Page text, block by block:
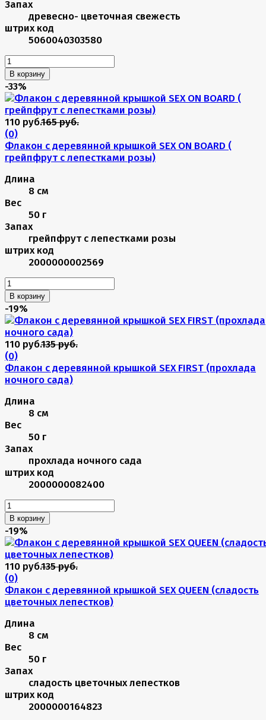
Запах
древесно- цветочная свежесть
штрих код
5060040303580
В корзину
-33%
110 руб.165 руб.
(0)
Флакон с деревянной крышкой SEX ON BOARD (
грейпфрут с лепестками розы)
Длина
8 см
Вес
50 г
Запах
грейпфрут с лепестками розы
штрих код
2000000002569
В корзину
-19%
110 руб.135 руб.
(0)
Флакон с деревянной крышкой SEX FIRST (прохлада
ночного сада)
Длина
8 см
Вес
50 г
Запах
прохлада ночного сада
штрих код
2000000082400
В корзину
-19%
110 руб.135 руб.
(0)
Флакон с деревянной крышкой SEX QUEEN (сладость
цветочных лепестков)
Длина
8 см
Вес
50 г
Запах
сладость цветочных лепестков
штрих код
2000000164823